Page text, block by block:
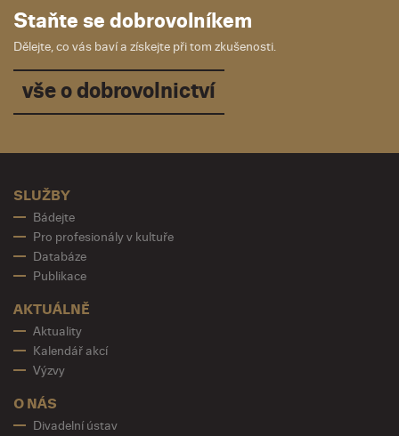
Staňte se dobrovolníkem
Dělejte, co vás baví a získejte při tom zkušenosti.
vše o dobrovolnictví
SLUŽBY
Bádejte
Pro profesionály v kultuře
Databáze
Publikace
AKTUÁLNĚ
Aktuality
Kalendář akcí
Výzvy
O NÁS
Divadelní ústav